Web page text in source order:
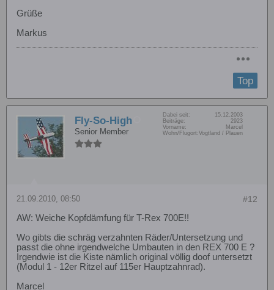
Grüße
Markus
Top
Fly-So-High
Senior Member
Dabei seit:
15.12.2003
Beiträge:
2923
Vorname:
Marcel
Wohn/Flugort:Vogtland / Plauen
#12
21.09.2010, 08:50
AW: Weiche Kopfdämfung für T-Rex 700E!!
Wo gibts die schräg verzahnten Räder/Untersetzung und
passt die ohne irgendwelche Umbauten in den REX 700 E ?
Irgendwie ist die Kiste nämlich original völlig doof untersetzt
(Modul 1 - 12er Ritzel auf 115er Hauptzahnrad).
Marcel